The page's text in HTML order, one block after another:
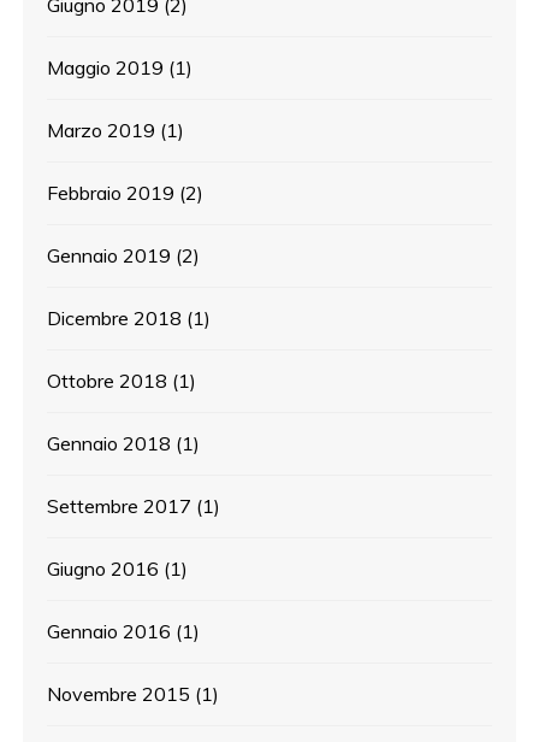
Giugno 2019 (2)
Maggio 2019 (1)
Marzo 2019 (1)
Febbraio 2019 (2)
Gennaio 2019 (2)
Dicembre 2018 (1)
Ottobre 2018 (1)
Gennaio 2018 (1)
Settembre 2017 (1)
Giugno 2016 (1)
Gennaio 2016 (1)
Novembre 2015 (1)